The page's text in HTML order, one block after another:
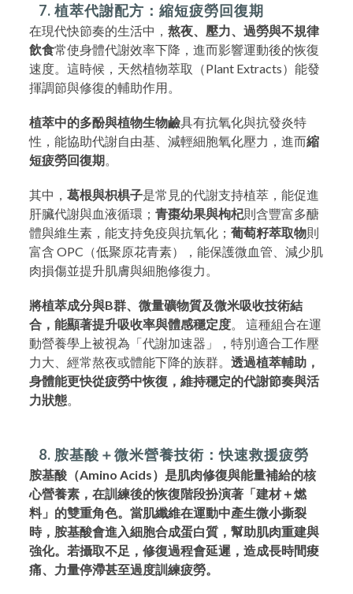
7. 植萃代謝配方：縮短疲勞回復期
在現代快節奏的生活中， 熬夜、壓力、過勞與不規律
飲食常使身體代謝效率下降，進而影響運動後的恢復
速度。這時候，天然植物萃取（Plant Extracts）能發
揮調節與修復的輔助作用。
植萃中的多酚與植物生物鹼具有抗氧化與抗發炎特
性，能協助代謝自由基、減輕細胞氧化壓力，進而縮
短疲勞回復期
其中， 葛根與枳椇子是常見的代謝支持植萃，能促進
肝臟代謝與血液循環； 青棗幼果與枸杞則含豐富多醣
體與維生素，能支持免疫與抗氧化； 葡萄籽萃取物則
富含 OPC（低聚原花青素），能保護微血管、減少肌
肉損傷並提升肌膚與細胞修復力。
將植萃成分與B群、微量礦物質及微米吸收技術結
合，能顯著提升吸收率與體感穩定度 。 這種組合在運
動營養學上被視為「代謝加速器」，特別適合工作壓
力大、經常熬夜或體能下降的族群。 透過植萃輔助，
身體能更快從疲勞中恢復，維持穩定的代謝節奏與活
力狀態
8. 胺基酸＋微米營養技術：快速救援疲勞
胺基酸（Amino Acids）是肌肉修復與能量補給的核
心營養素，在訓練後的恢復階段扮演著「建材＋燃
料」的雙重角色。當肌纖維在運動中產生微小撕裂
時，胺基酸會進入細胞合成蛋白質，幫助肌肉重建與
強化。若攝取不足，修復過程會延遲，造成長時間痠
痛、力量停滯甚至過度訓練疲勞。